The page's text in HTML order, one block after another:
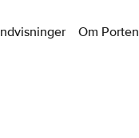
Om Porten